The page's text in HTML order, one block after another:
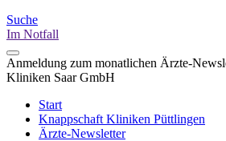
Suche
Im Notfall
Anmeldung zum monatlichen Ärzte-
Kliniken Saar GmbH
Start
Knappschaft Kliniken Püttlingen
Ärzte-Newsletter